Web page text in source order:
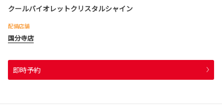
クールバイオレットクリスタルシャイン
配備店舗
国分寺店
即時予約